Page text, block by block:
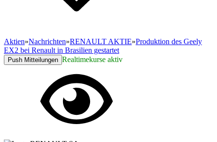
Aktien»Nachrichten»RENAULT AKTIE»Produktion des Geely
EX2 bei Renault in Brasilien gestartet
Push Mitteilungen Realtimekurse aktiv